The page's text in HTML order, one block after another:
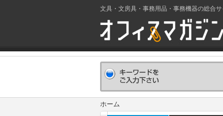
文具・文房具・事務用品・事務機器の総合
ホーム